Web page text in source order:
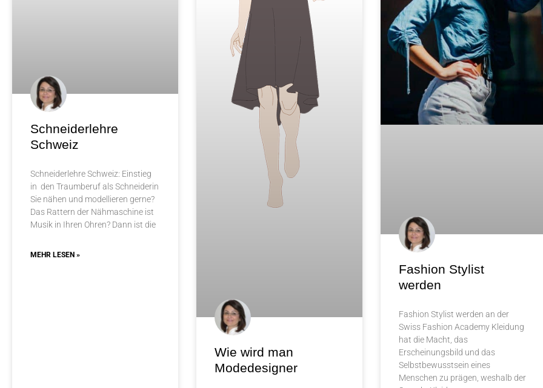
Schneiderlehre
Schweiz
Schneiderlehre Schweiz: Einstieg
in den Traumberuf als Schneiderin
Sie nähen und modellieren gerne?
Das Rattern der Nähmaschine ist
Musik in Ihren Ohren? Dann ist die
MEHR LESEN »
Wie wird man
Modedesigner
Fashion Stylist
werden
Fashion Stylist werden an der
Swiss Fashion Academy Kleidung
hat die Macht, das
Erscheinungsbild und das
Selbstbewusstsein eines
Menschen zu prägen, weshalb der